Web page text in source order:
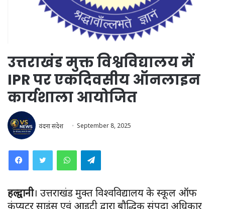
उत्तराखंड मुक्त विश्वविद्यालय में
IPR पर एकदिवसीय ऑनलाइन
कार्यशाला आयोजित
वंदना संदेश September 8, 2025
WhatsAppTelegram
हल्द्वानी। उत्तराखंड मुक्त विश्वविद्यालय के स्कूल ऑफ
कंप्यूटर साइंस एवं आईटी द्वारा बौद्धिक संपदा अधिकार